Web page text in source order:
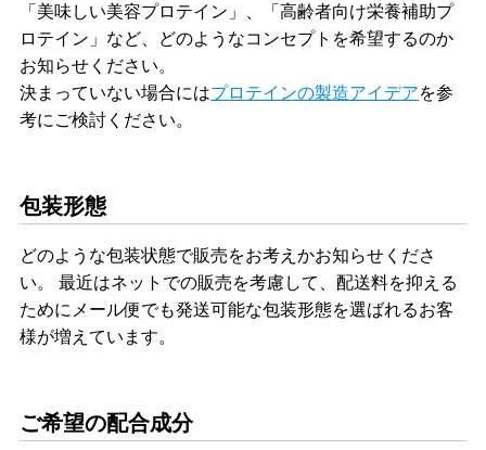
「美味しい美容プロテイン」、「高齢者向け栄養補助プ
ロテイン」など、どのようなコンセプトを希望するのか
お知らせください。
決まっていない場合にはプロテインの製造アイデアを参
考にご検討ください。
包装形態
どのような包装状態で販売をお考えかお知らせくださ
い。 最近はネットでの販売を考慮して、配送料を抑える
ためにメール便でも発送可能な包装形態を選ばれるお客
様が増えています。
ご希望の配合成分